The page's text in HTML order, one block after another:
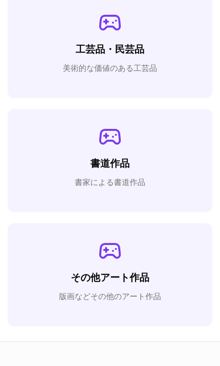
工芸品・民芸品
美術的な価値のある工芸品
書道作品
書家による書道作品
その他アート作品
版画などその他のアート作品